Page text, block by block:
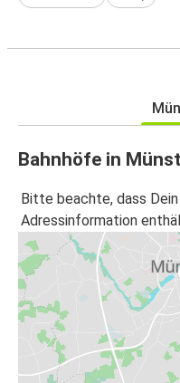
Bahnhöfe in
Bitte beachte, dass
Adressinformation